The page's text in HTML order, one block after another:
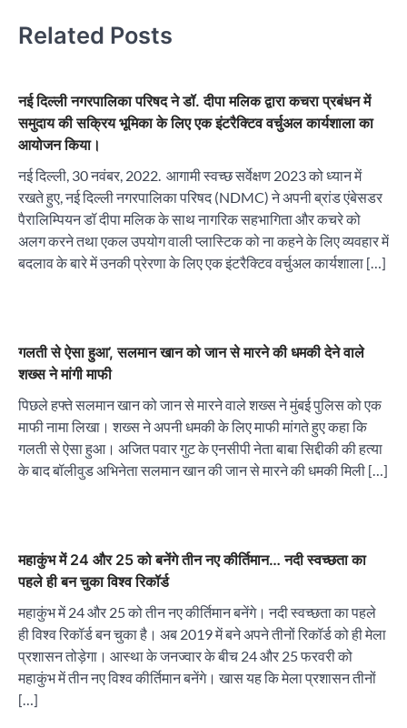
Related Posts
नई दिल्ली नगरपालिका परिषद ने डॉ. दीपा मलिक द्वारा कचरा प्रबंधन में
समुदाय की सक्रिय भूमिका के लिए एक इंटरैक्टिव वर्चुअल कार्यशाला का
आयोजन किया।
नई दिल्ली, 30 नवंबर, 2022. आगामी स्वच्छ सर्वेक्षण 2023 को ध्यान में
रखते हुए, नई दिल्ली नगरपालिका परिषद (NDMC) ने अपनी ब्रांड एंबेसडर
पैरालिम्पियन डॉ दीपा मलिक के साथ नागरिक सहभागिता और कचरे को
अलग करने तथा एकल उपयोग वाली प्लास्टिक को ना कहने के लिए व्यवहार में
बदलाव के बारे में उनकी प्रेरणा के लिए एक इंटरैक्टिव वर्चुअल कार्यशाला […]
गलती से ऐसा हुआ’, सलमान खान को जान से मारने की धमकी देने वाले
शख्स ने मांगी माफी
पिछले हफ्ते सलमान खान को जान से मारने वाले शख्स ने मुंबई पुलिस को एक
माफी नामा लिखा। शख्स ने अपनी धमकी के लिए माफी मांगते हुए कहा कि
गलती से ऐसा हुआ। अजित पवार गुट के एनसीपी नेता बाबा सिद्दीकी की हत्या
के बाद बॉलीवुड अभिनेता सलमान खान की जान से मारने की धमकी मिली […]
महाकुंभ में 24 और 25 को बनेंगे तीन नए कीर्तिमान… नदी स्वच्छता का
पहले ही बन चुका विश्व रिकॉर्ड
महाकुंभ में 24 और 25 को तीन नए कीर्तिमान बनेंगे। नदी स्वच्छता का पहले
ही विश्व रिकॉर्ड बन चुका है। अब 2019 में बने अपने तीनों रिकॉर्ड को ही मेला
प्रशासन तोड़ेगा। आस्था के जनज्वार के बीच 24 और 25 फरवरी को
महाकुंभ में तीन नए विश्व कीर्तिमान बनेंगे। खास यह कि मेला प्रशासन तीनों
[…]